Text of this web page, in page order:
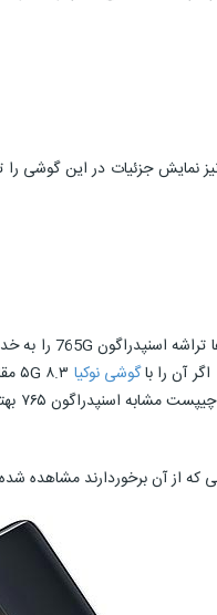
گوشی نوکیا
قیمت
شده و می 10 لایت هم از این قاعده